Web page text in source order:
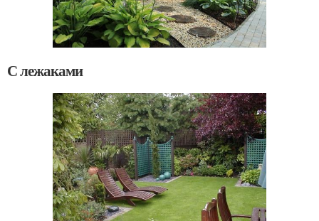
С лежаками